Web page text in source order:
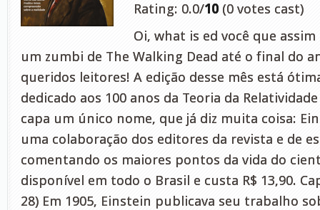
Rating: 0.0/10 (0 votes cast)
Oi, what is ed você que
um zumbi de The Walking Dead até o final do
queridos leitores! A edição desse mês está
dedicado aos 100 anos da Teoria da
capa um único nome, que já diz muita coisa:
uma colaboração dos editores da revista e de
comentando os maiores pontos da vida do
disponível em todo o Brasil e custa R$ 13,90.
28) Em 1905, Einstein publicava seu trabalho